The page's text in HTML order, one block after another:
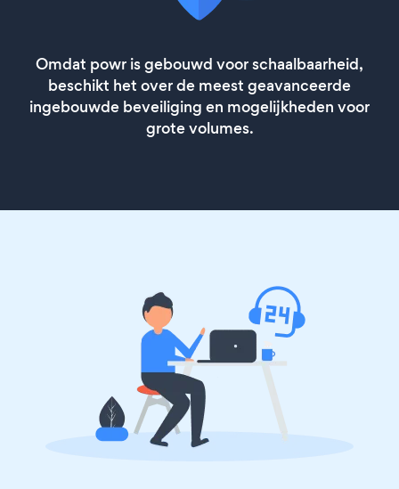
Omdat powr is gebouwd voor schaalbaarheid,
beschikt het over de meest geavanceerde
ingebouwde beveiliging en mogelijkheden voor
grote volumes.